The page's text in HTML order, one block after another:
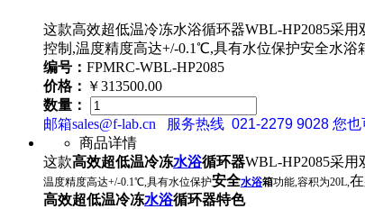
这款高效超低温冷冻水浴循环器WBL-HP2085采
控制,温度精度高达+/-0.1℃,具有水位保护安全水浴
编号： FPMRC-WBL-HP2085
价格： ￥313500.00
数量：
邮箱sales@f-lab.cn
服务热线 021-2279 9028 您也
商品详情
这款高效超低温冷冻水浴循环器WBL-HP2085采
温度精度高达+/-0.1℃,具有水位保护安全水浴箱功能,容积为20L,在
高效超低温冷冻水浴循环器特色